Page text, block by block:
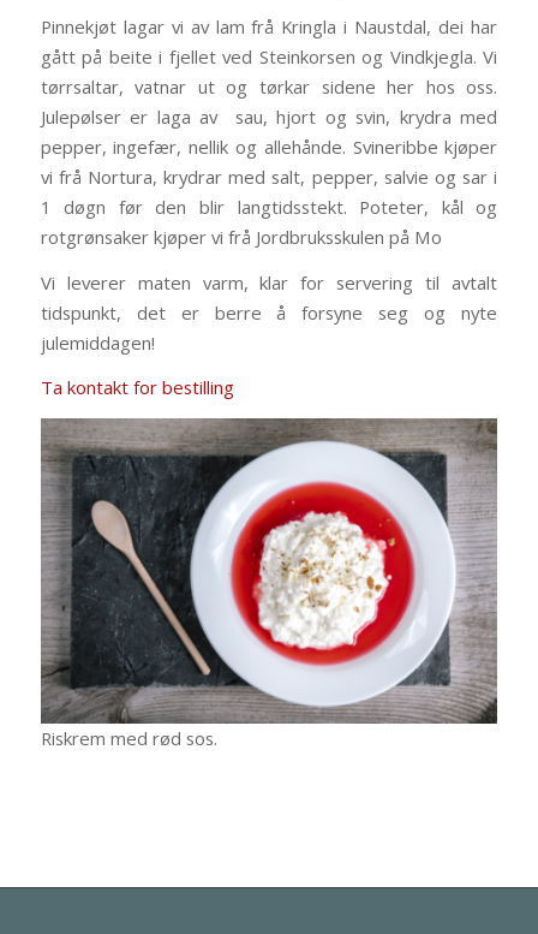
Pinnekjøt lagar vi av lam frå Kringla i Naustdal, dei har
gått på beite i fjellet ved Steinkorsen og Vindkjegla. Vi
tørrsaltar, vatnar ut og tørkar sidene her hos oss.
Julepølser er laga av sau, hjort og svin, krydra med
pepper, ingefær, nellik og allehånde. Svineribbe kjøper
vi frå Nortura, krydrar med salt, pepper, salvie og sar i
1 døgn før den blir langtidsstekt. Poteter, kål og
rotgrønsaker kjøper vi frå Jordbruksskulen på Mo
Vi leverer maten varm, klar for servering til avtalt
tidspunkt, det er berre å forsyne seg og nyte
julemiddagen!
Ta kontakt for bestilling
Riskrem med rød sos.